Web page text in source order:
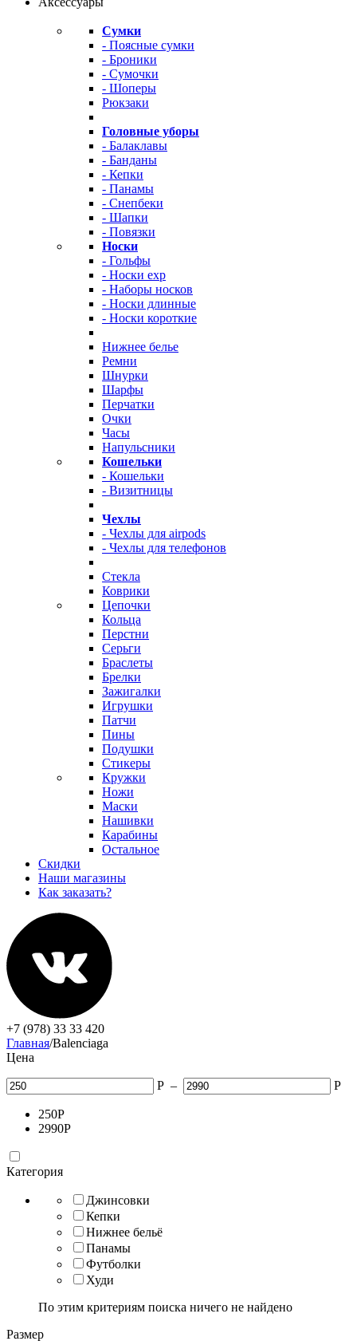
Сумки
- Поясные сумки
- Броники
- Сумочки
- Шоперы
Рюкзаки
Головные уборы
- Балаклавы
- Банданы
- Кепки
- Панамы
- Снепбеки
- Шапки
- Повязки
Носки
- Гольфы
- Носки exp
- Наборы носков
- Носки длинные
- Носки короткие
Нижнее белье
Ремни
Шнурки
Шарфы
Перчатки
Очки
Часы
Напульсники
Кошельки
- Кошельки
- Визитницы
Чехлы
- Чехлы для airpods
- Чехлы для телефонов
Стекла
Коврики
Цепочки
Кольца
Перстни
Серьги
Браслеты
Брелки
Зажигалки
Игрушки
Патчи
Пины
Подушки
Стикеры
Кружки
Ножи
Маски
Нашивки
Карабины
Остальное
Скидки
Наши магазины
Как заказать?
+7 (978) 33 33 420
Главная/Balenciaga
Цена
Р – Р
250Р
2990Р
Категория
Джинсовки
Кепки
Нижнее бельё
Панамы
Футболки
Худи
По этим критериям поиска ничего не найдено
Размер